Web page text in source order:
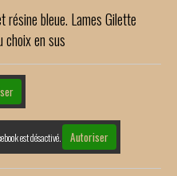
résine bleue. Lames Gilette
choix en sus
est désactivé. Autoriser